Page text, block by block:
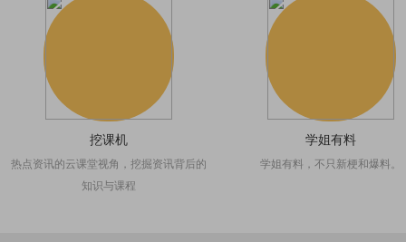
挖课机
热点资讯的云课堂视角，挖掘资讯背后的
知识与课程
学姐有料
学姐有料，不只新梗和爆料。